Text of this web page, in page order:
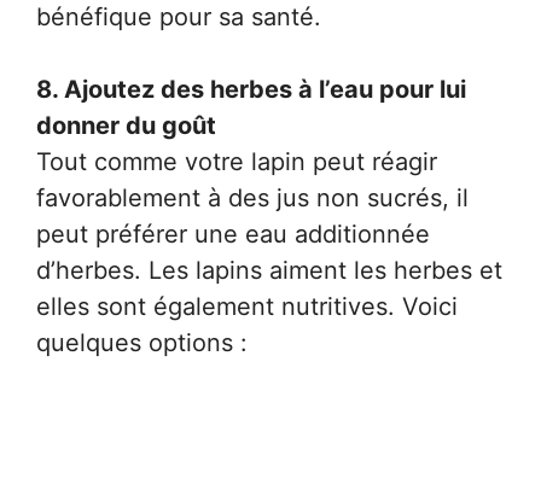
bénéfique pour sa santé.
8. Ajoutez des herbes à l’eau pour lui
donner du goût
Tout comme votre lapin peut réagir
favorablement à des jus non sucrés, il
peut préférer une eau additionnée
d’herbes. Les lapins aiment les herbes et
elles sont également nutritives. Voici
quelques options :